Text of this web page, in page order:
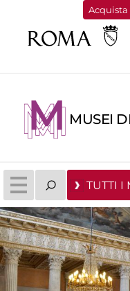
Acquista
MUSEI
TUTTI I